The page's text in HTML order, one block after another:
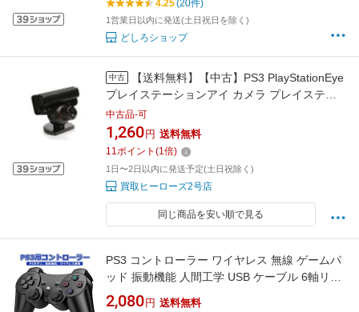
4.25(20件)
1営業日以内に発送(土日祝日を除く)
どしろショップ
中古
【送料無料】【中古】PS3 PlayStationEye
プレイステーションアイ カメラ プレイステー
ション3
中古品-可
1,260 円 送料無料
11ポイント (1倍)
1日〜2日以内に発送予定(土日祝除く)
買取ヒーローズ2号店
同じ商品を安い順で見る
PS3 コントローラー ワイヤレス 無線 ゲームパ
ッド 振動機能 人間工学 USB ケーブル 6軸リモ
ートゲームパッド 充電式 USB
2,080 円 送料無料